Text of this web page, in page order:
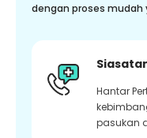
dengan proses mudah
Hantar
pasukan